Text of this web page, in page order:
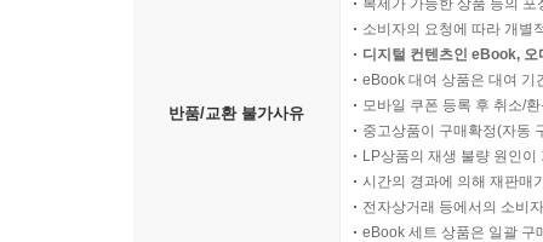
반품/교환 불가사유
복제가 가능한 상품 등의
소비자의 요청에 따라 개별
디지털 컨텐츠인 eBook,
eBook 대여 상품은 대여 기
모바일 쿠폰 등록 후 취소/
중고상품이 구매확정(자동
LP상품의 재생 불량 원인
시간의 경과에 의해 재판매
전자상거래 등에서의 소비
eBook 세트 상품은 일괄 구